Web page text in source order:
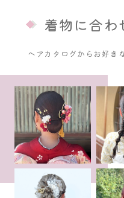
着物に合わ
ヘアカタログからお好き